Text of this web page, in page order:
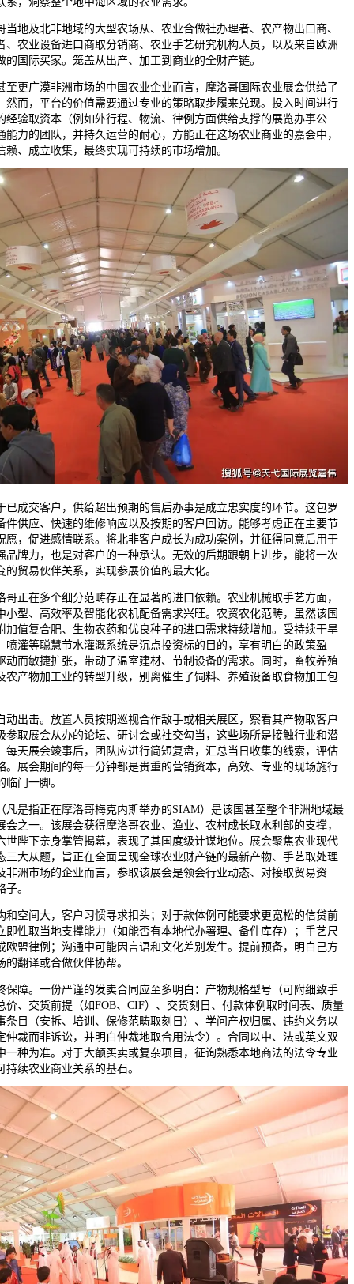
及北非地域的大型农场从、农业合做社办理者、农产物出口商、
、农业设备进口商取分销商、农业手艺研究机构人员，以及来自欧洲
国际买家。笼盖从出产、加工到商业的全财产链。
广漠非洲市场的中国农业企业而言，摩洛哥国际农业展会供给了
然而，平台的价值需要通过专业的策略取步履来兑现。投入时间进行
经验取资本（例如外行程、物流、律例方面供给支撑的展览办事公
力的团队，并持久运营的耐心，方能正在这场农业商业的嘉会中，
、成立收集，最终实现可持续的市场增加。
交客户，供给超出预期的售后办事是成立忠实度的环节。这包罗
件供应、快速的维修响应以及按期的客户回访。能够考虑正在主要节
愿，促进感情联系。将北非客户成长为成功案例，并征得同意后用于
品牌力，也是对客户的一种承认。无效的后期跟朝上进步，能将一次
贸易伙伴关系，实现参展价值的最大化。
在多个细分范畴存正在显著的进口依赖。农业机械取手艺方面，
小型、高效率及智能化农机配备需求兴旺。农资农化范畴，虽然该国
加值复合肥、生物农药和优良种子的进口需求持续增加。受持续干旱
喷灌等聪慧节水灌溉系统是沉点投资标的目的，享有明白的政策盈
动而敏捷扩张，带动了温室建材、节制设备的需求。同时，畜牧养殖
农产物加工业的转型升级，别离催生了饲料、养殖设备取食物加工包
击。放置人员按期巡视合作敌手或相关展区，察看其产物取客户
参取展会从办的论坛、研讨会或社交勾当，这些场所是接触行业和潜
每天展会竣事后，团队应进行简短复盘，汇总当日收集的线索，评估
。展会期间的每一分钟都是贵重的营销资本，高效、专业的现场施行
门一脚。
指正在摩洛哥梅克内斯举办的SIAM）是该国甚至整个非洲地域最
之一。该展会获得摩洛哥农业、渔业、农村成长取水利部的支撑，
世陛下亲身掌管揭幕，表现了其国度级计谋地位。展会聚焦农业现代
三大从题，旨正在全面呈现全球农业财产链的最新产物、手艺取处理
非洲市场的企业而言，参取该展会是领会行业动态、对接取贸易资
。
间大，客户习惯寻求扣头；对于款体例可能要求更宽松的信贷前
即性取当地支撑能力（如能否有本地代办署理、备件库存）；手艺尺
欧盟律例；沟通中可能因言语和文化差别发生。提前预备，明白己方
翻译或合做伙伴协帮。
。一份严谨的发卖合同应至多明白：产物规格型号（可附细致手
价、交货前提（如FOB、CIF）、交货刻日、付款体例取时间表、质量
条目（安拆、培训、保修范畴取刻日）、学问产权归属、违约义务以
仲裁而非诉讼，并明白仲裁地取合用法令）。合同以中、法或英文双
一种为准。对于大额买卖或复杂项目，征询熟悉本地商法的法令专业
续农业商业关系的基石。